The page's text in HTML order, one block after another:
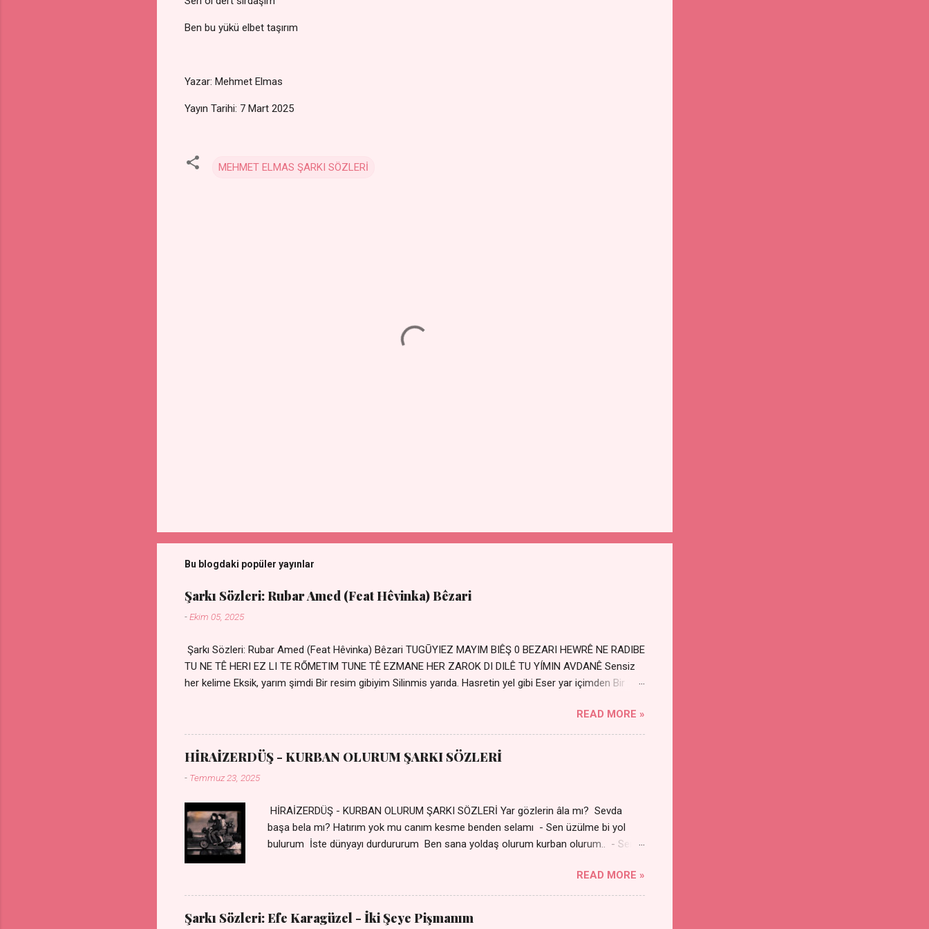
Ben bu yükü elbet taşırım
Yazar: Mehmet Elmas
Yayın Tarihi: 7 Mart 2025
MEHMET ELMAS ŞARKI SÖZLERİ
Bu blogdaki popüler yayınlar
Şarkı Sözleri: Rubar Amed (Feat Hêvinka) Bêzari
-Ekim 05, 2025
Şarkı Sözleri: Rubar Amed (Feat Hêvinka) Bêzari TUGŪYIEZ MAYIM BIÊŞ 0 BEZARI HEWRÊ NE RADIBE
TU NE TÊ HERI EZ LI TE RŐMETIM TUNE TÊ EZMANE HER ZAROK DI DILÊ TU YÍMIN AVDANÊ Sensiz
her kelime Eksik, yarım şimdi Bir resim gibiyim Silinmis yarıda. Hasretin yel gibi Eser yar içimden Bir
durmuyor Tu yi bihare min Ez ji payizim Li dile şevên min Teng e nefes im Adını sayıklar
Uykusuz geceler Sensiz her sabahım Sessiz ve kederli
READ MORE »
HİRAİZERDÜŞ - KURBAN OLURUM ŞARKI SÖZLERİ
- Temmuz 23, 2025
HİRAİZERDÜŞ - KURBAN OLURUM ŞARKI SÖZLERİ Yar gözlerin âla mı? Sevda
başa bela mı? Hatırım yok mu canım kesme benden selamı - Sen üzülme bi yol
bulurum İste dünyayı durdururum Ben sana yoldaş olurum kurban olurum.. - Sen
olurum Can canım cananım Yar gözlerin kara mı? Şu cefalar reva mı? Herkes
sevdiğin almış Sen de bana varman mı? - Sen üzülme bi yol bulurum İste dünyayı
durdururum Ben sana yoldaş olurum kurban olurum.. - Sen gülümse bi yol
READ MORE »
Şarkı Sözleri: Efe Karagüzel - İki Şeye Pişmanım